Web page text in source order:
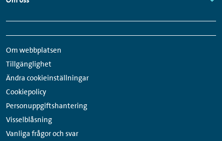
sidfot
Om webbplatsen
Tillgänglighet
Ändra cookieinställningar
Cookiepolicy
Personuppgiftshantering
Visselblåsning
Vanliga frågor och svar
medier-
länkar